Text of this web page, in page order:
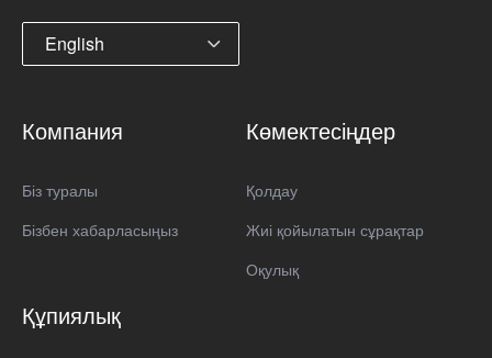
English
Компания
Біз туралы
Бізбен хабарласыңыз
Көмектесіңдер
Қолдау
Жиі қойылатын сұрақтар
Оқулық
Құпиялық